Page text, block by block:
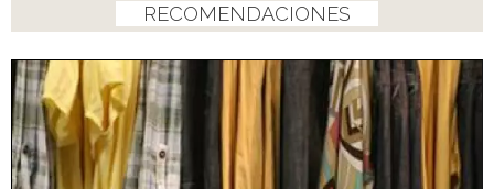
RECOMENDACIONES